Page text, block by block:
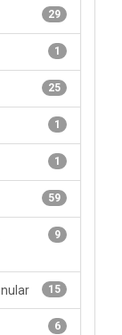
29
1
25
1
1
59
9
15
6